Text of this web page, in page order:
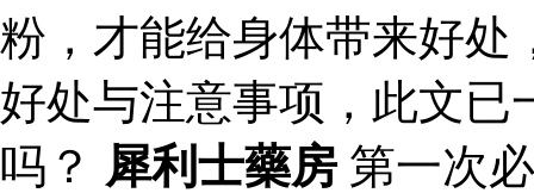
粉，才能给身体带来好处
好处与注意事项，此文已
吗？ 犀利士藥房第一次